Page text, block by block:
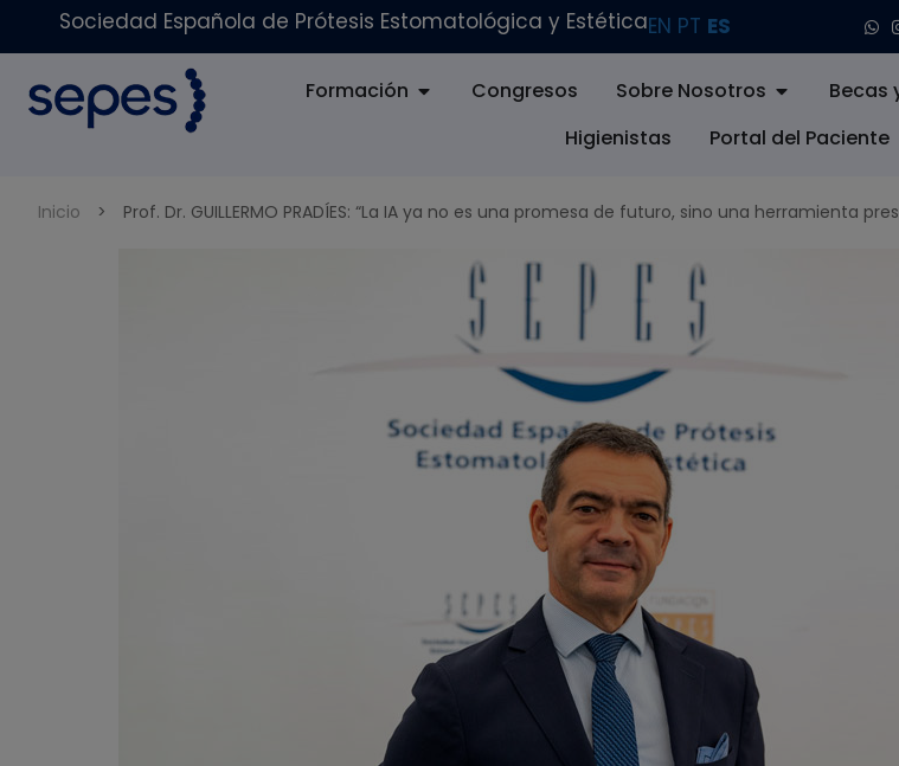
Sociedad Española de Prótesis Estomatológica y EstéticaEN PT ES
Formación Congresos Sobre Nosotros Becas
Higienistas
Portal del Paciente
Inicio > Prof. Dr. GUILLERMO PRADÍES: “La IA ya no es una promesa de futuro, sino una herramienta